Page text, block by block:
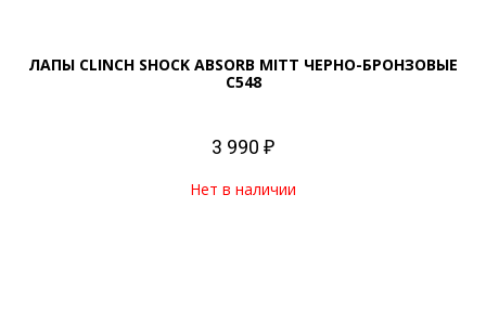
ЛАПЫ CLINCH SHOCK ABSORB MITT ЧЕРНО-БРОНЗОВЫЕ
C548
3 990 ₽
Нет в наличии